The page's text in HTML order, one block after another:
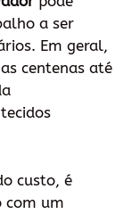
a ser
Em geral,
centenas até
custo, é
com um